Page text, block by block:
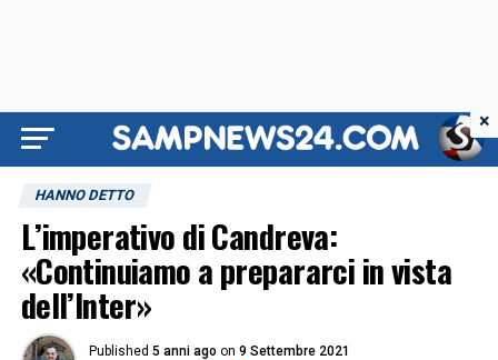
HANNO DETTO
L’imperativo di Candreva:
«Continuiamo a prepararci in vista
dell’Inter»
Published 5 anni ago on 9 Settembre 2021
×